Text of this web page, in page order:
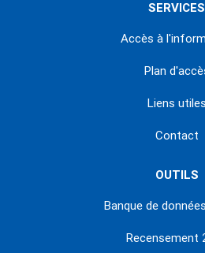
SERVICES
Accès à
Plan
Liens utiles
Contact
OUTILS
Banque de
Recensement